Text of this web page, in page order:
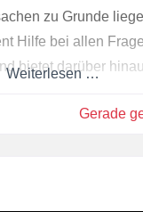
zu Grunde
Hilfe bei allen
bietet darüber
Weiterlesen …
Gerade